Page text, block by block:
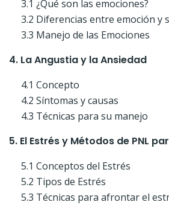
3.1 ¿Qué son las emociones?
3.2 Diferencias entre emoción y
3.3 Manejo de las Emociones
4. La Angustia y la Ansiedad
4.1 Concepto
4.2 Síntomas y causas
4.3 Técnicas para su manejo
5. El Estrés y Métodos de PNL
5.1 Conceptos del Estrés
5.2 Tipos de Estrés
5.3 Técnicas para afrontar el